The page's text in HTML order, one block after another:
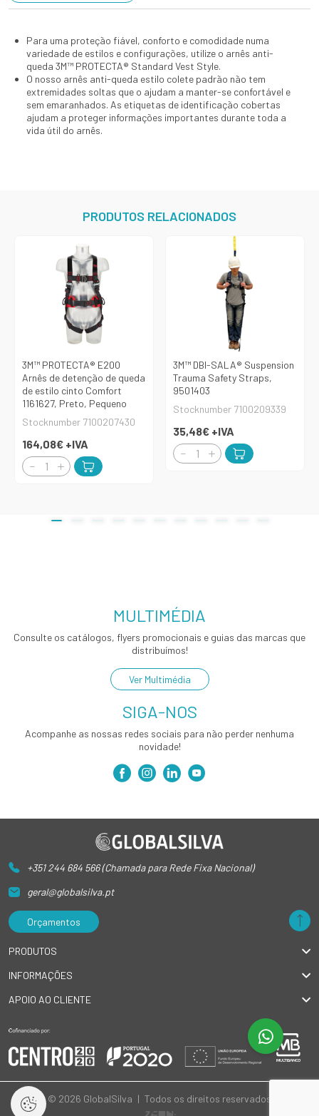
Para uma proteção fiável, conforto e comodidade numa
variedade de estilos e configurações, utilize o arnês anti-
queda 3M™ PROTECTA® Standard Vest Style.
O nosso arnês anti-queda estilo colete padrão não tem
extremidades soltas que o ajudam a manter-se confortável e
sem emaranhados. As etiquetas de identificação cobertas
ajudam a proteger informações importantes durante toda a
vida útil do arnês.
PRODUTOS RELACIONADOS
3M™ PROTECTA® E200
Arnês de detenção de queda
de estilo cinto Comfort
1161627, Preto, Pequeno
Stocknumber 7100207430
164,08€ +IVA
3M™ DBI-SALA® Suspension
Trauma Safety Straps,
9501403
Stocknumber 7100209339
35,48€ +IVA
MULTIMÉDIA
Consulte os catálogos, flyers promocionais e guias das marcas que
distribuímos!
Ver Multimédia
SIGA-NOS
Acompanhe as nossas redes sociais para não perder nenhuma
novidade!
+351 244 684 566 (Chamada para Rede Fixa Nacional)
geral@globalsilva.pt
Orçamentos
PRODUTOS
INFORMAÇÕES
APOIO AO CLIENTE
© 2026 GlobalSilva | Todos os direitos reservados